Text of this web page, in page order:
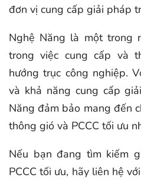
đơn vị cung cấp giải pháp
Nghệ Năng là một trong
trong việc cung cấp và
hướng trục công nghiệp.
và khả năng cung cấp
Năng đảm bảo mang đến
thông gió và PCCC tối ưu
Nếu bạn đang tìm kiếm
PCCC tối ưu, hãy liên hệ